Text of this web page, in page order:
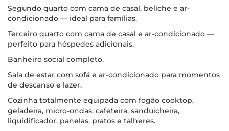
Segundo quarto com cama de casal, beliche e ar-
condicionado — ideal para famílias.
Terceiro quarto com cama de casal e ar-condicionado —
perfeito para hóspedes adicionais.
Banheiro social completo.
Sala de estar com sofá e ar-condicionado para momentos
de descanso e lazer.
Cozinha totalmente equipada com fogão cooktop,
geladeira, micro-ondas, cafeteira, sanduicheira,
liquidificador, panelas, pratos e talheres.